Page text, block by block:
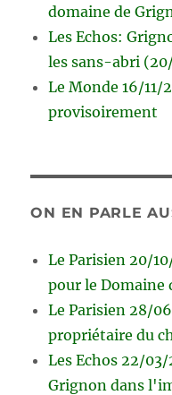
domaine de
Les Echos:
les sans-abri
Le Monde 16/11/
provisoirement
ON EN PARLE
Le Parisien 20/
pour le Domaine
Le Parisien 28/
propriétaire du
Les Echos 22/
Grignon dans